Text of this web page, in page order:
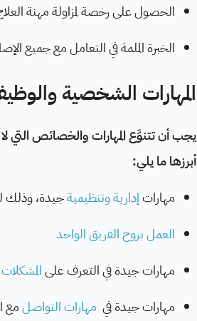
الحصول على رخصة لمزاولة مهنة
الخبرة الملمة في التعامل مع جميع
المهارات الشخصية
يجب أن تتنوَّع المهارات والخصائص التي
أبرزها ما يلي:
مهاراتإدارية وتنظيميةجيدة، وذلك
العمل بروح الفريق الواحد
مهارات جيدة في التعرف علىالمشكلات
مهارات جيدة في مهارات التواصلمع